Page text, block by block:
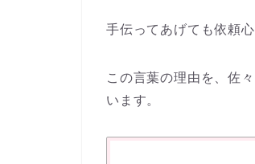
手伝ってあげても依頼
この言葉の理由を、佐
います。